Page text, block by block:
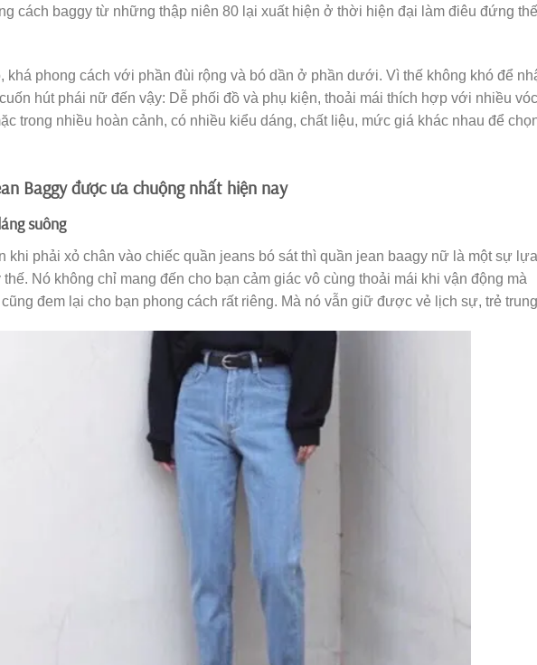
cách baggy từ những thập niên 80 lại xuất hiện ở thời hiện đại làm điêu đứng
khá phong cách với phần đùi rộng và bó dần ở phần dưới. Vì thế không khó để
hút phái nữ đến vậy: Dễ phối đồ và phụ kiện, thoải mái thích hợp với nhiều vóc
trong nhiều hoàn cảnh, có nhiều kiểu dáng, chất liệu, mức giá khác nhau để
Baggy được ưa chuộng nhất hiện nay
suông
khi phải xỏ chân vào chiếc quần jeans bó sát thì quần jean baagy nữ là một sự lựa
Nó không chỉ mang đến cho bạn cảm giác vô cùng thoải mái khi vận động mà
cũng đem lại cho bạn phong cách rất riêng. Mà nó vẫn giữ được vẻ lịch sự, trẻ